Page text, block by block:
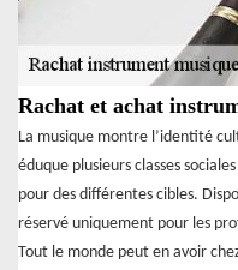
Rachat et achat
La musique montre l’identité
éduque plusieurs classes
pour des différentes cibles.
réservé uniquement pour les
Tout le monde peut en avoir